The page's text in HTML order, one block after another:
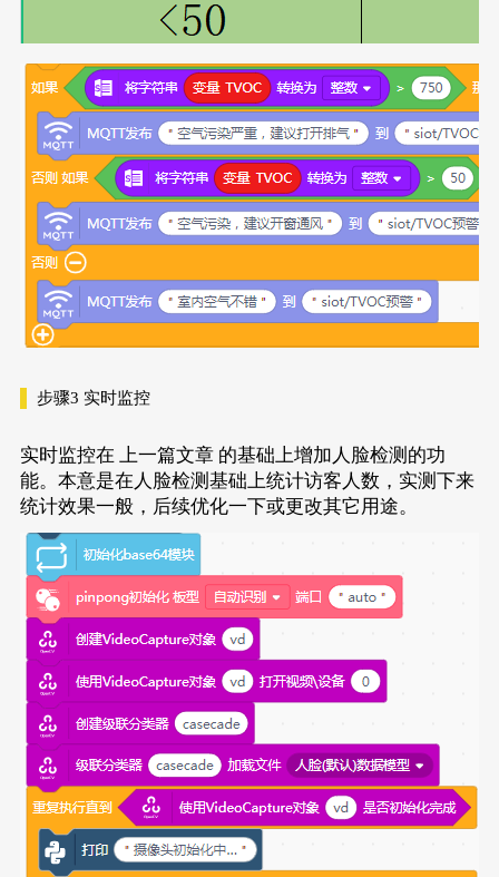
步骤3 实时监控
实时监控在 上一篇文章的基础上增加人脸检测的功
能。本意是在人脸检测基础上统计访客人数，实测下来
统计效果一般，后续优化一下或更改其它用途。